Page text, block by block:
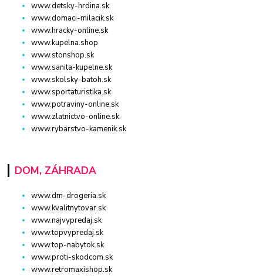
www.detsky-hrdina.sk
www.domaci-milacik.sk
www.hracky-online.sk
www.kupelna.shop
www.stonshop.sk
www.sanita-kupelne.sk
www.skolsky-batoh.sk
www.sportaturistika.sk
www.potraviny-online.sk
www.zlatnictvo-online.sk
www.rybarstvo-kamenik.sk
DOM, ZÁHRADA
www.dm-drogeria.sk
www.kvalitnytovar.sk
www.najvypredaj.sk
www.topvypredaj.sk
www.top-nabytok.sk
www.proti-skodcom.sk
www.retromaxishop.sk